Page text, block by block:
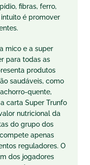
fibras, ferro,
é promover
mico e a super
para todas as
produtos
saudáveis, como
quente,
carta Super Trunfo
nutricional da
do grupo dos
apenas
reguladores. O
dos jogadores